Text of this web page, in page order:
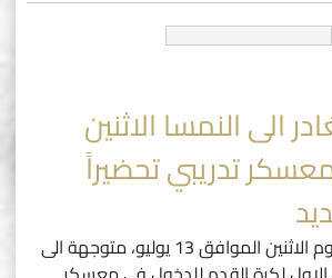
الى النمسا الاثنين
تدريبي تحضيراً
تغادر الدوحة صباح يوم الاثنين الموافق 13 يوليو، متوجهة الى